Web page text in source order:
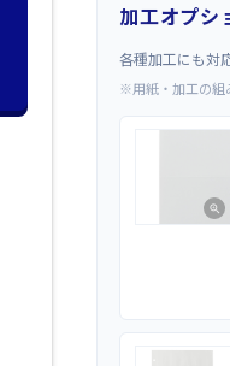
加工オプシ
各種加工にも対
※用紙・加工の組
zoom_in